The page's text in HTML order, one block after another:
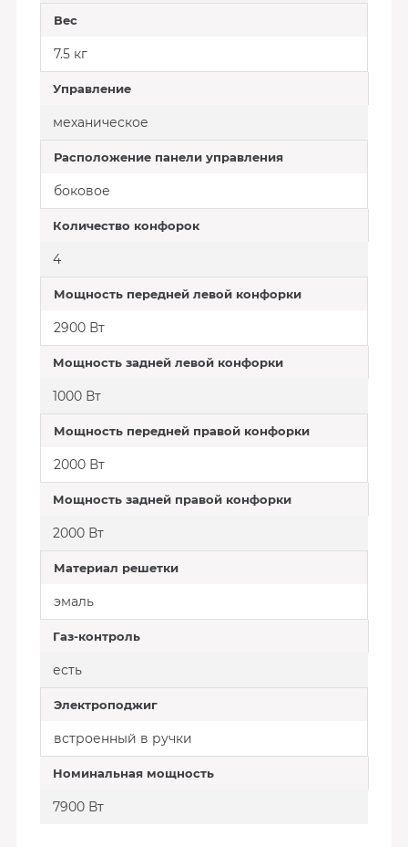
Вес
7.5 кг
Управление
механическое
Расположение панели управления
боковое
Количество конфорок
4
Мощность передней левой конфорки
2900 Вт
Мощность задней левой конфорки
1000 Вт
Мощность передней правой конфорки
2000 Вт
Мощность задней правой конфорки
2000 Вт
Материал решетки
эмаль
Газ-контроль
есть
Электроподжиг
встроенный в ручки
Номинальная мощность
7900 Вт